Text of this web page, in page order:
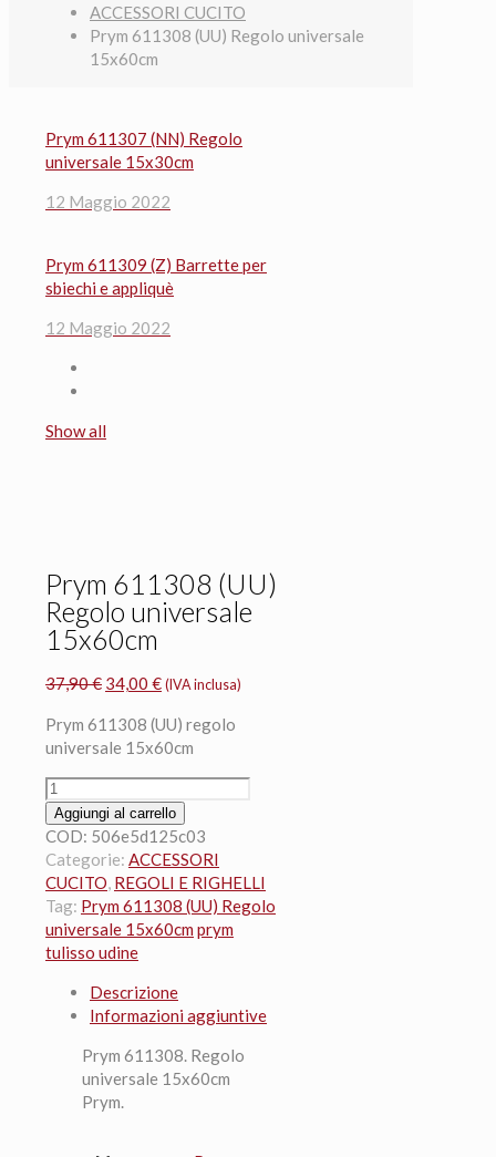
ACCESSORI CUCITO
Prym 611308 (UU) Regolo universale
15x60cm
Prym 611307 (NN) Regolo
universale 15x30cm
12 Maggio 2022
Prym 611309 (Z) Barrette per
sbiechi e appliquè
12 Maggio 2022
Show all
Prym 611308 (UU)
Regolo universale
15x60cm
37,90€ Il
originale
era:
37,90 €.
34,00 €Il
attuale
è:
34,00 €.
(IVA inclusa)
Prym 611308 (UU) regolo
universale 15x60cm
Prym
611308
(UU)
Regolo
universale
15x60cm
quantità
Aggiungi al carrello
COD: 506e5d125c03
Categorie: ACCESSORI
CUCITO, REGOLI E RIGHELLI
Tag: Prym 611308 (UU) Regolo
universale 15x60cm prym
tulisso udine
Descrizione
Informazioni aggiuntive
Prym 611308. Regolo
universale 15x60cm
Prym.